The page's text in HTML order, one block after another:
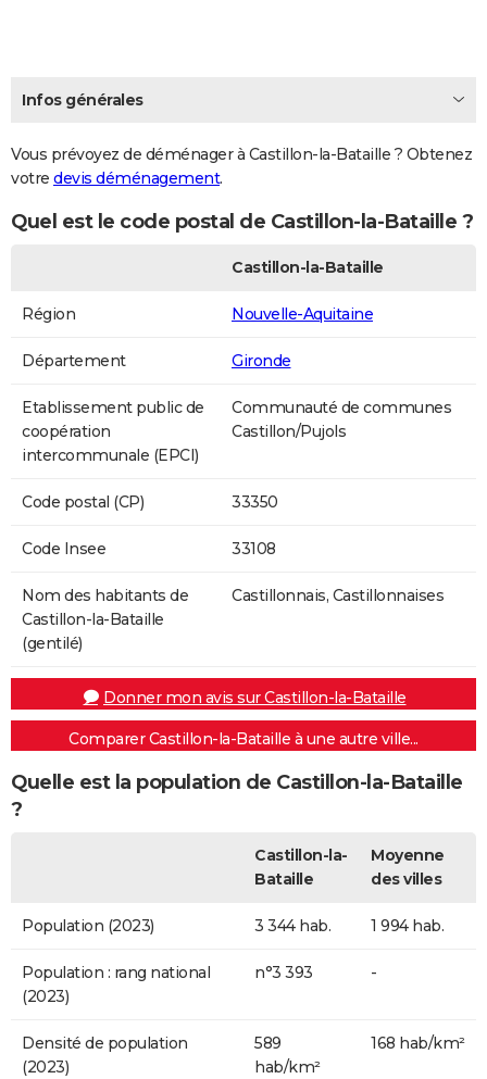
Infos générales
Vous prévoyez de déménager à Castillon-la-Bataille ? Obtenez
votre devis déménagement.
Quel est le code postal de Castillon-la-Bataille ?
Castillon-la-Bataille
Région Nouvelle-Aquitaine
Département Gironde
Etablissement public de
coopération
intercommunale (EPCI)
Communauté de communes
Castillon/Pujols
Code postal (CP) 33350
Code Insee 33108
Nom des habitants de
Castillon-la-Bataille
(gentilé)
Castillonnais, Castillonnaises
Donner mon avis sur Castillon-la-Bataille
Comparer Castillon-la-Bataille à une autre ville...
Quelle est la population de Castillon-la-Bataille
?
Castillon-la-
Bataille
Moyenne
des villes
Population (2023) 3 344 hab. 1 994 hab.
Population : rang national
(2023)
n°3 393 -
Densité de population
(2023)
589
hab/km²
168 hab/km²